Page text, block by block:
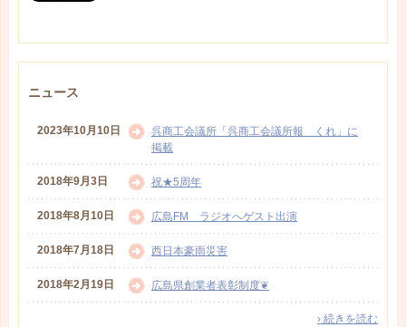
ニュース
2023年10月10日
呉商工会議所「呉商工会議所報 くれ」に
掲載
2018年9月3日 祝★5周年
2018年8月10日 広島FM ラジオへゲスト出演
2018年7月18日 西日本豪雨災害
2018年2月19日 広島県創業者表彰制度❦
› 続きを読む